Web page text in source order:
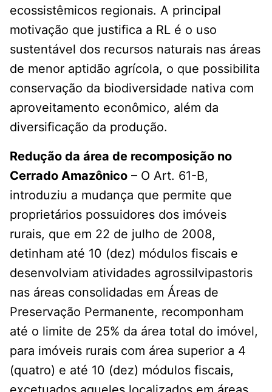
ecossistêmicos regionais. A principal
motivação que justifica a RL é o uso
sustentável dos recursos naturais nas áreas
de menor aptidão agrícola, o que possibilita
conservação da biodiversidade nativa com
aproveitamento econômico, além da
diversificação da produção.
Redução da área de recomposição no
Cerrado Amazônico – O Art. 61-B,
introduziu a mudança que permite que
proprietários possuidores dos imóveis
rurais, que em 22 de julho de 2008,
detinham até 10 (dez) módulos fiscais e
desenvolviam atividades agrossilvipastoris
nas áreas consolidadas em Áreas de
Preservação Permanente, recomponham
até o limite de 25% da área total do imóvel,
para imóveis rurais com área superior a 4
(quatro) e até 10 (dez) módulos fiscais,